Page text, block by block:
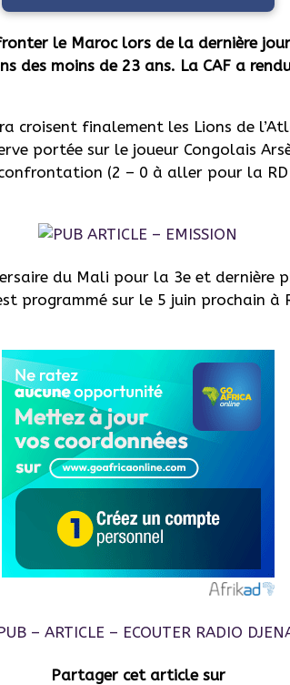
le Maroc lors de la dernière
des moins de 23 ans. La CAF a
croisent finalement les Lions de
portée sur le joueur Congolais
(2 – 0 à aller pour la RD
du Mali pour la 3e et dernière
programmé sur le 5 juin prochain à
Partager cet article sur